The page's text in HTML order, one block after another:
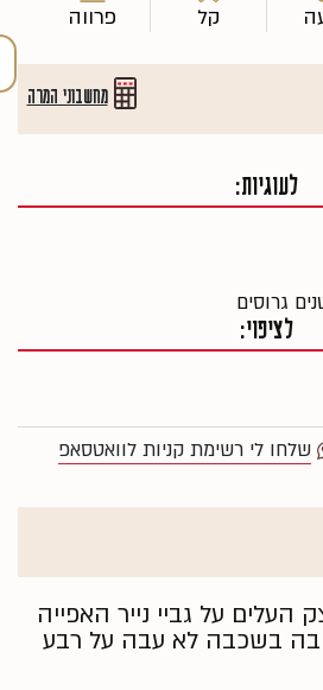
קל פרווה
מחשבוני המרה
לעוגיות:
לציפוי:
שלחו לי רשימת קניות לוואטסאפ
על גביי נייר האפייה
בשכבה לא עבה על רבע